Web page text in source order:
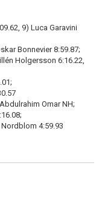
9) Luca Garavini
Bonnevier 8:59.87;
Holgersson 6:16.22,
Omar NH;
4:59.93